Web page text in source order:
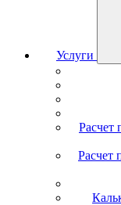
Услуги
Расчет
Расчет